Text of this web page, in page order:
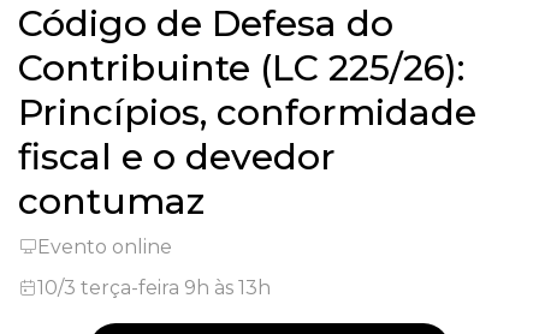
Código de Defesa do
Contribuinte (LC 225/26):
Princípios, conformidade
fiscal e o devedor
contumaz
Evento online
10/3 terça-feira 9h às 13h